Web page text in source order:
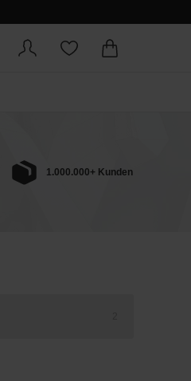
1.000.000+ Kunden